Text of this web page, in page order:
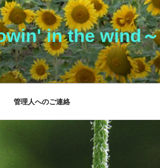
in the wind～
管理人へのご連絡